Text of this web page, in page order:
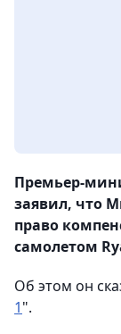
Премьер-
заявил, что
право
самолетом
Об этом он
1".